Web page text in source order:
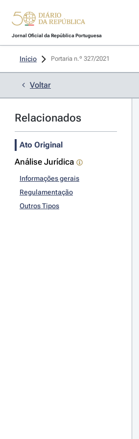
Jornal Oficial da República Portuguesa
Início Portaria n.º 327/2021
Voltar
Relacionados
Ato Original
Análise Jurídica
Informações gerais
Regulamentação
Outros Tipos